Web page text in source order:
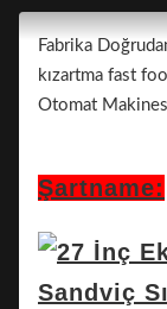
Fabrika
kızartma fast
Otomat
Şartname: